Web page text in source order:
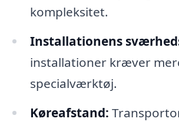
kompleksitet.
Installationens
installationer kræver
specialværktøj.
Køreafstand: